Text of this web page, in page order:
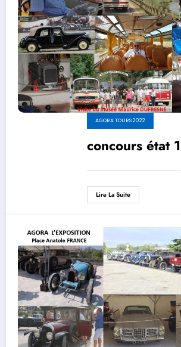
AGORA TOURS 2022
concours état 1
Lire La Suite